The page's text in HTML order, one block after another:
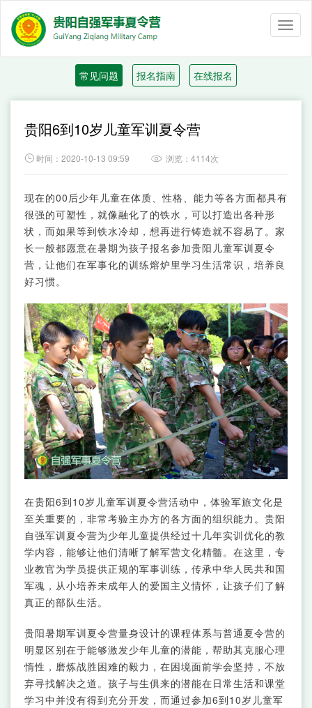
常见问题 报名指南 在线报名
贵阳6到10岁儿童军训夏令营
 时间：2020-10-13 09:59  浏览：4114次
现在的00后少年儿童在体质、性格、能力等各方面都具有
很强的可塑性，就像融化了的铁水，可以打造出各种形
状，而如果等到铁水冷却，想再进行铸造就不容易了。家
长一般都愿意在暑期为孩子报名参加贵阳儿童军训夏令
营，让他们在军事化的训练熔炉里学习生活常识，培养良
好习惯。
在贵阳6到10岁儿童军训夏令营活动中，体验军旅文化是
至关重要的，非常考验主办方的各方面的组织能力。贵阳
自强军训夏令营为少年儿童提供经过十几年实训优化的教
学内容，能够让他们清晰了解军营文化精髓。在这里，专
业教官为学员提供正规的军事训练，传承中华人民共和国
军魂，从小培养未成年人的爱国主义情怀，让孩子们了解
真正的部队生活。
贵阳暑期军训夏令营量身设计的课程体系与普通夏令营的
明显区别在于能够激发少年儿童的潜能，帮助其克服心理
惰性，磨炼战胜困难的毅力，在困境面前学会坚持，不放
弃寻找解决之道。孩子与生俱来的潜能在日常生活和课堂
学习中并没有得到充分开发，而通过参加6到10岁儿童军